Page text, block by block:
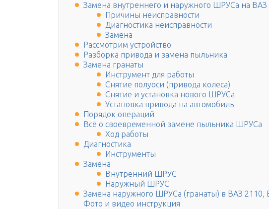
Замена внутреннего и наружного ШРУСа на ВАЗ
Причины неисправности
Диагностика неисправности
Замена
Рассмотрим устройство
Разборка привода и замена пыльника
Замена гранаты
Инструмент для работы
Снятие полуоси (привода колеса)
Снятие и установка нового ШРУСа
Установка привода на автомобиль
Порядок операций
Всё о своевременной замене пыльника ШРУСа
Ход работы
Диагностика
Инструменты
Замена
Внутренний ШРУС
Наружный ШРУС
Замена наружного ШРУСа (гранаты) в ВАЗ 2110,
Фото и видео инструкция